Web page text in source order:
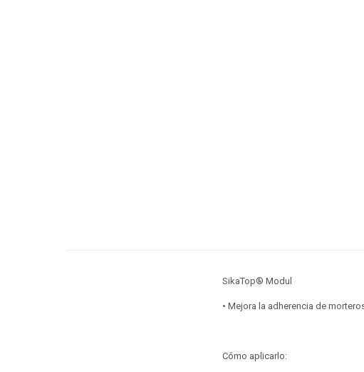
SikaTop® Modul
• Mejora la adherencia de
Cómo aplicarlo: